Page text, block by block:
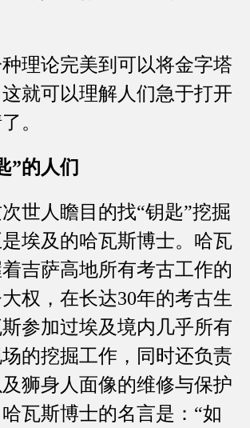
论完美到可以将金字塔
就可以理解人们急于打开
。
”的人们
人瞻目的找“钥匙”挖掘
埃及的哈瓦斯博士。哈瓦
吉萨高地所有考古工作的
权，在长达30年的考古生
参加过埃及境内几乎所有
的挖掘工作，同时还负责
狮身人面像的维修与保护
瓦斯博士的名言是：“如